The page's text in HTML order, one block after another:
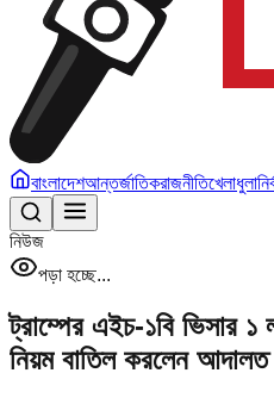
বাংলাদেশআন্তর্জাতিকরাজনীতিখেলাধুলা
নিউজ
পড়া হচ্ছে...
ট্রাম্পের এইচ-১বি ভিসার
নিয়ম বাতিল করলেন আদালত